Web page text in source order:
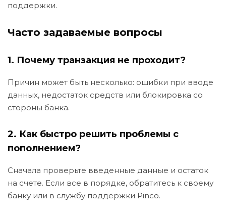
поддержки.
Часто задаваемые вопросы
1. Почему транзакция не проходит?
Причин может быть несколько: ошибки при вводе
данных, недостаток средств или блокировка со
стороны банка.
2. Как быстро решить проблемы с
пополнением?
Сначала проверьте введенные данные и остаток
на счете. Если все в порядке, обратитесь к своему
банку или в службу поддержки Pinco.